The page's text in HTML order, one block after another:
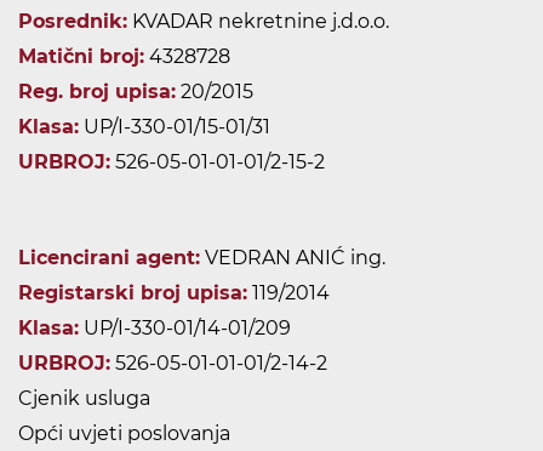
Posrednik: KVADAR nekretnine j.d.o.o.
Matični broj: 4328728
Reg. broj upisa: 20/2015
Klasa: UP/I-330-01/15-01/31
URBROJ: 526-05-01-01-01/2-15-2
Licencirani agent: VEDRAN ANIĆ ing.
Registarski broj upisa: 119/2014
Klasa: UP/I-330-01/14-01/209
URBROJ: 526-05-01-01-01/2-14-2
Cjenik usluga
Opći uvjeti poslovanja